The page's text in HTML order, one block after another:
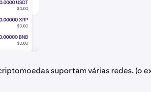
suportam várias redes. (o